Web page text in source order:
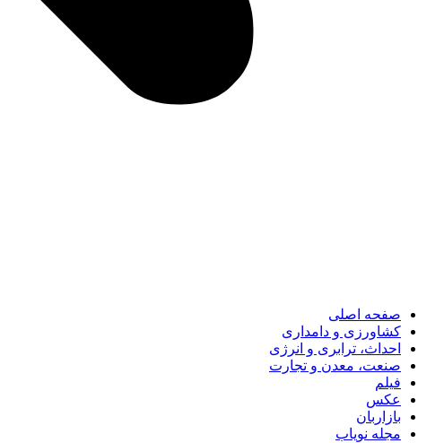
صفحه اصلی
کشاورزی و دامداری
احداث، ترابری و انرژی
صنعت، معدن و تجارت
فیلم
عکس
بازاربان
مجله نویاب